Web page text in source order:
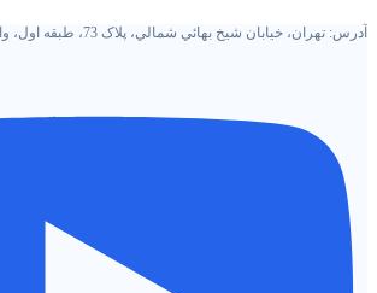
پرش
بهآدرس: تهران، خيابان شيخ بهائي شمالي، پلاک 73، طبقه اول، واحد 2